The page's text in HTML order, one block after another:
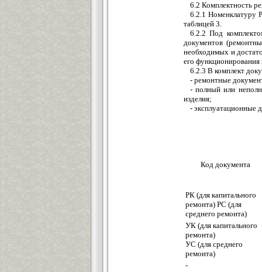
6.2 Комплектность
6.2.1 Номенклатуру
таблицей 3.
6.2.2 Под
документов
необходимых и
его
6.2.3 В комплект
- ремонтные
- полный или
изделия;
- эксплуатационные
Код документа
РК (для капитального
ремонта) РС (для
среднего ремонта)
УК (для капитального
ремонта)
УС (для среднего
ремонта)
-